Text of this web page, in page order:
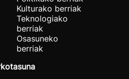
Kulturako berriak
Teknologiako
berriak
Osasuneko
berriak